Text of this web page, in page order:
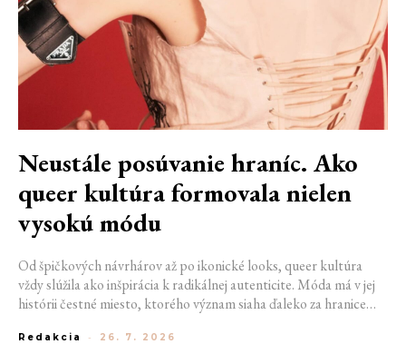
Neustále posúvanie hraníc. Ako
queer kultúra formovala nielen
vysokú módu
Od špičkových návrhárov až po ikonické looks, queer kultúra
vždy slúžila ako inšpirácia k radikálnej autenticite. Móda má v jej
histórii čestné miesto, ktorého význam siaha ďaleko za hranice
postihom a nebezpečenstvu, fungovalo práve oblečenie ako tichý
Redakcia - 26. 7. 2026